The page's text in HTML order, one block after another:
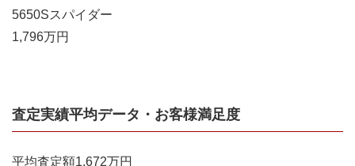
5650Sスパイダー
1,796万円
査定実績平均データ・お客様満足度
平均査定額1,672万円